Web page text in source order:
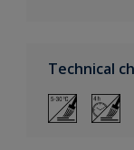
Technical